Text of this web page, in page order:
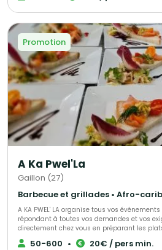
Promotion
A Ka Pwel'La
Gaillon (27)
Barbecue et grillades • Afro-
A KA PWEL' LA organise tous vos
répondant à toutes vos demandes et vos
directement chez vous en préparant les
frais et antillais. Tout est personnalisable et
50-600 • 20€ / pers min.